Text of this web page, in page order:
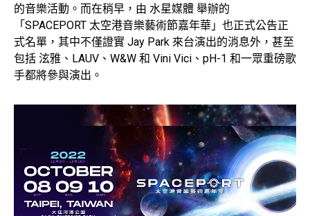
的音樂活動。而在稍早，由 水星媒體 舉辦的
「SPACEPORT 太空港音樂藝術節嘉年華」也正式公告正
式名單，其中不僅證實 Jay Park 來台演出的消息外，甚至
包括 泫雅、LAUV、W&W 和 Vini Vici、pH-1 和一眾重磅歌
手都將參與演出。